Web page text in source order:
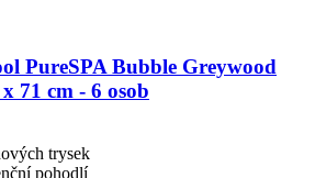
PureSPA Bubble Greywood
71 cm -​ 6 osob
trysek
pohodlí